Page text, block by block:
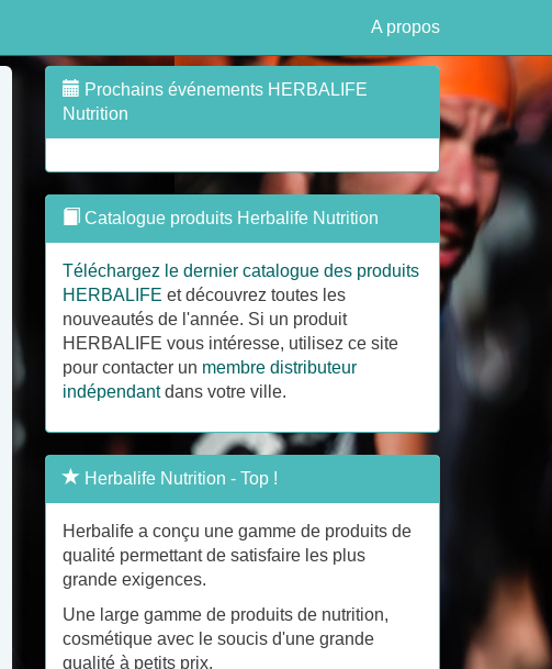
A propos
Prochains événements HERBALIFE
Nutrition
Catalogue produits Herbalife Nutrition
Téléchargez le dernier catalogue des produits
HERBALIFE et découvrez toutes les
nouveautés de l'année. Si un produit
HERBALIFE vous intéresse, utilisez ce site
pour contacter un membre distributeur
indépendantdans votre ville.
Herbalife Nutrition - Top !
Herbalife a conçu une gamme de produits de
qualité permettant de satisfaire les plus
grande exigences.
Une large gamme de produits de nutrition,
cosmétique avec le soucis d'une grande
qualité à petits prix.